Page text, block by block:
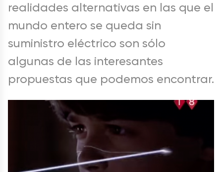
realidades alternativas en las que el
mundo entero se queda sin
suministro eléctrico son sólo
algunas de las interesantes
propuestas que podemos encontrar.